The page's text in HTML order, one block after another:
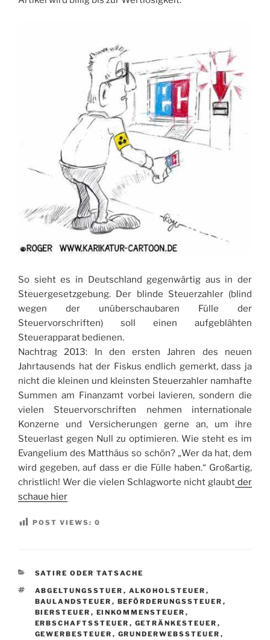
So sieht es in Deutschland gegenwärtig aus in der
Steuergesetzgebung. Der blinde Steuerzahler (blind
wegen der unüberschaubaren Fülle der
Steuervorschriften) soll einen aufgeblähten
Steuerapparat bedienen.
Nachtrag 2013: In den ersten Jahren des neuen
Jahrtausends hat der Fiskus endlich gemerkt, dass ja
nicht die kleinen und kleinsten Steuerzahler namhafte
Summen am Finanzamt vorbei lavieren, sondern die
vielen Steuervorschriften nehmen internationale
Konzerne und Versicherungen gerne an, um ihre
Steuerlast gegen Null zu optimieren. Wie steht es im
Evangelium des Matthäus so schön? „Wer da hat, dem
wird gegeben, auf dass er die Fülle haben.“ Großartig,
christlich! Wer die vielen Schlagworte nicht glaubt der
schaue hier
POST VIEWS: 0
KATEGORIEN
SATIRE ODER TATSACHE
SCHLAGWÖRTER
ABGELTUNGSSTUER , ALKOHOLSTEUER ,
BAULANDSTEUER , BEFÖRDERUNGSSTEUER ,
BIERSTEUER , EINKOMMENSTEUER ,
ERBSCHAFTSSTEUER , GETRÄNKESTEUER ,
GEWERBESTEUER , GRUNDERWEBSSTEUER ,